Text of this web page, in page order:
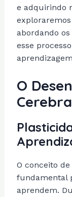
e adquirindo
abordando
esse
O
O conceito
fundamental
aprendem.